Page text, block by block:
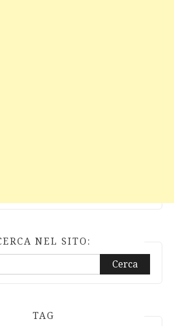
NEL SITO:
TAG